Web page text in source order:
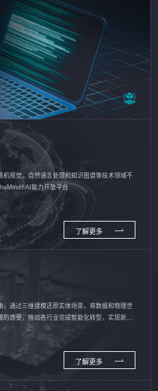
视觉、自然语言处理和知识图谱等技术领域不
能力开放平台
了解更多
通过三维建模还原实体场景，将数据和物理世
感受，推动各行业完成智能化转型，实现新旧
了解更多